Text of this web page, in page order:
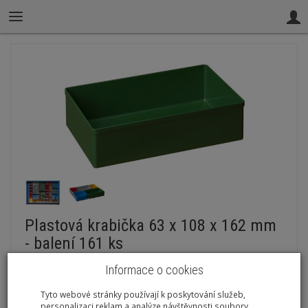
Plastová krabička 63 x 108 x 162 mm
- balení 161 ks
Informace o cookies
Tyto webové stránky používají k poskytování služeb,